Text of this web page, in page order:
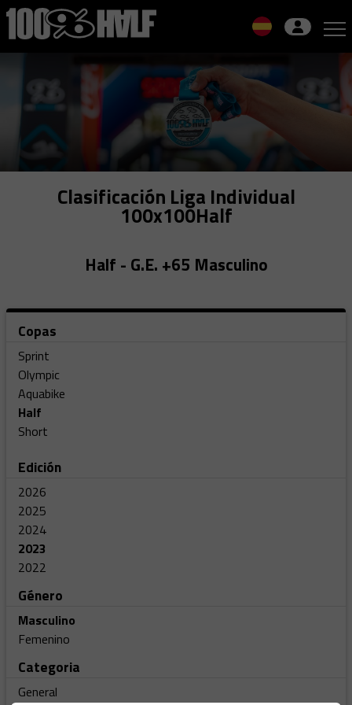
Skip
content
Clasificación Liga Individual
100x100Half
Half - G.E. +65 Masculino
Copas
Sprint
Olympic
Aquabike
Half
Short
Edición
2026
2025
2024
2023
2022
Género
Masculino
Femenino
Categoria
General